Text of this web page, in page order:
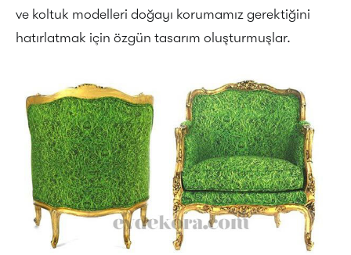
ve koltuk modelleri doğayı korumamız gerektiğini
hatırlatmak için özgün tasarım oluşturmuşlar.